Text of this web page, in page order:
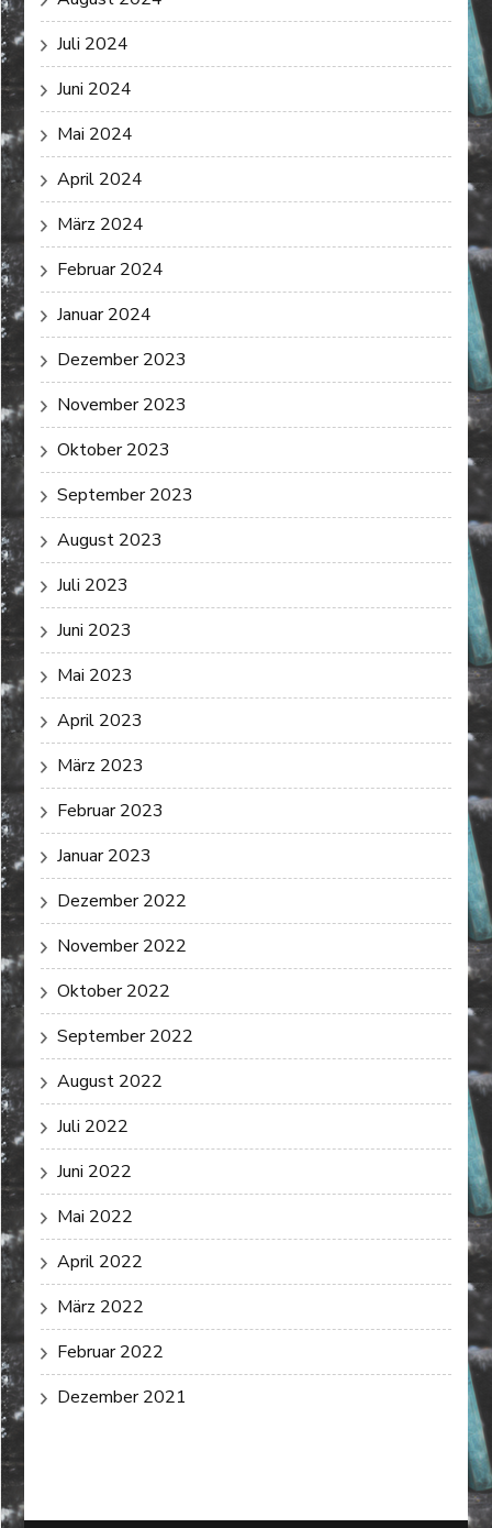
Juli 2024
Juni 2024
Mai 2024
April 2024
März 2024
Februar 2024
Januar 2024
Dezember 2023
November 2023
Oktober 2023
September 2023
August 2023
Juli 2023
Juni 2023
Mai 2023
April 2023
März 2023
Februar 2023
Januar 2023
Dezember 2022
November 2022
Oktober 2022
September 2022
August 2022
Juli 2022
Juni 2022
Mai 2022
April 2022
März 2022
Februar 2022
Dezember 2021